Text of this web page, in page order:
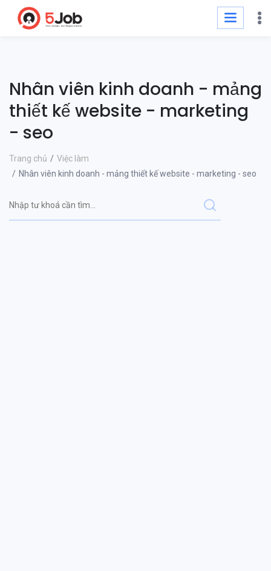
Nhân viên kinh doanh - mảng
thiết kế website - marketing
- seo
Trang chủ
Việc làm
Nhân viên kinh doanh - mảng thiết kế website - marketing - seo